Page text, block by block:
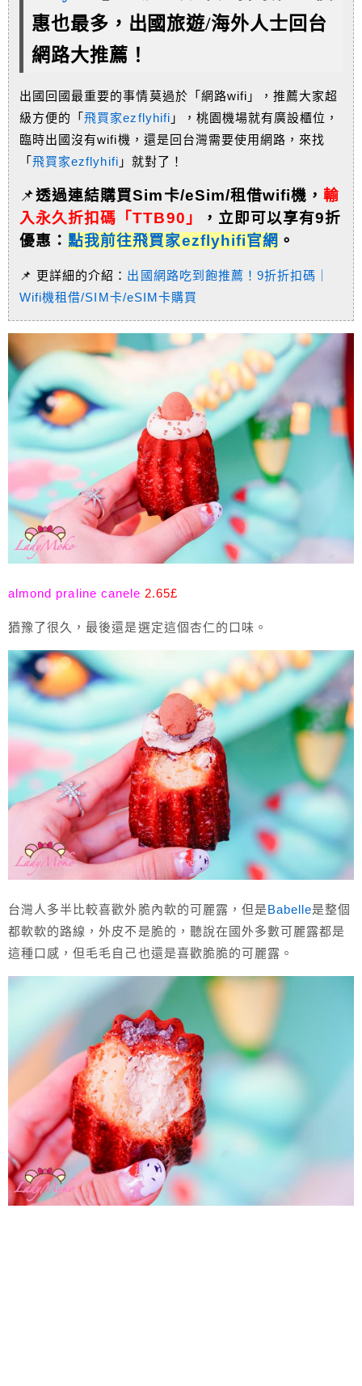
惠也最多， 出國旅遊/海外人士回台
網路大推薦！
出國回國最重要的事情莫過於「網路wifi」，推薦大家超
級方便的「飛買家ezflyhifi 」，桃園機場就有廣設櫃位，
臨時出國沒有wifi機，還是回台灣需要使用網路，來找
「飛買家ezflyhifi 」就對了！
📌透過連結購買Sim卡/eSim/租借wifi機，輸
入永久折扣碼「TTB90」
， 立即可以享有9折
優惠： 點我前往飛買家ezflyhifi官網 。
📌 更詳細的介紹： 出國網路吃到飽推薦！9折折扣碼｜
Wifi機租借/SIM卡/eSIM卡購買
almond praline canele 2.65£
猶豫了很久，最後還是選定這個杏仁的口味。
台灣人多半比較喜歡外脆內軟的可麗露，但是Babelle是整個
都軟軟的路線，外皮不是脆的，聽說在國外多數可麗露都是
這種口感，但毛毛自己也還是喜歡脆脆的可麗露。